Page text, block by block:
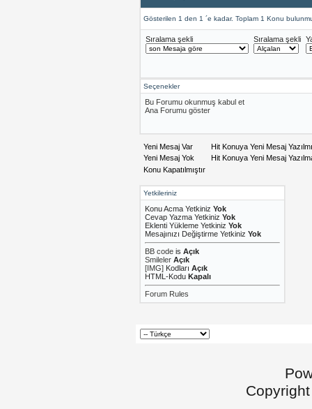
Gösterilen 1 den 1 ´e kadar. Toplam 1 Konu
Sıralama şekli Sıralama şekli
Seçenekler
Bu Forumu okunmuş kabul et
Ana Forumu göster
Yeni Mesaj Var
Hit Konuya Yeni Mesaj
Yeni Mesaj Yok
Hit Konuya Yeni Mesaj
Konu Kapatılmıştır
Yetkileriniz
Konu Acma Yetkiniz Yok
Cevap Yazma Yetkiniz Yok
Eklenti Yükleme Yetkiniz Yok
Mesajınızı Değiştirme Yetkiniz Yok
BB code is Açık
Smileler Açık
[IMG] Kodları Açık
HTML-Kodu Kapalı
Forum Rules